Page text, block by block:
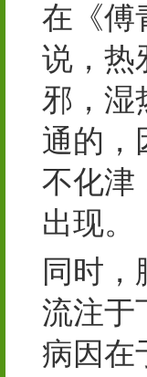
在《傅
说，热
邪，湿
通的，
不化津
出现。
同时
流注于
病因在